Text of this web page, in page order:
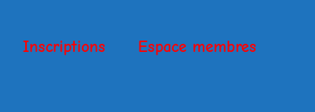
Inscriptions Espace membres